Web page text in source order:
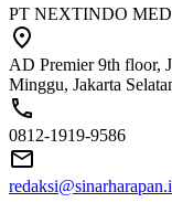
PT NEXTINDO
AD Premier 9th floor,
Minggu, Jakarta
0812-1919-9586